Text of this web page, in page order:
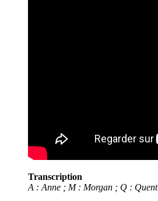
Transcription
A : Anne ; M : Morgan ; Q :